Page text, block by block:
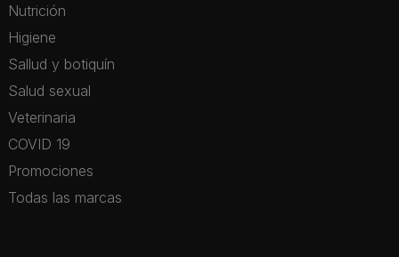
Nutrición
Higiene
Sallud y botiquín
Salud sexual
Veterinaria
COVID 19
Promociones
Todas las marcas